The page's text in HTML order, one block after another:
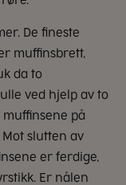
De fineste
muffinsbrett,
da to
ved hjelp av to
muffinsene på
slutten av
er ferdige,
Er nålen